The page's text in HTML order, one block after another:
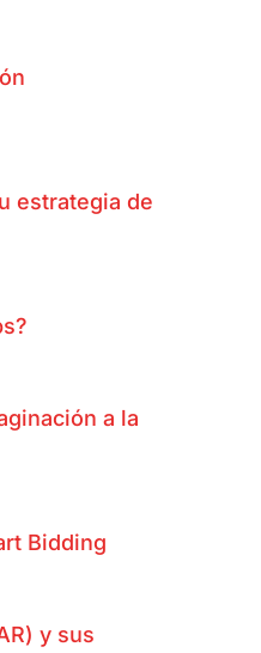
estrategia de
a la
Bidding
y sus